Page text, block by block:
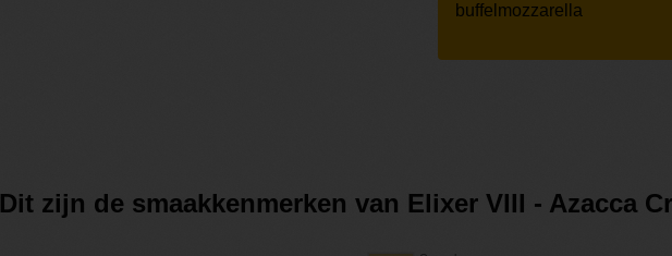
buffelmozzarella
Dit zijn de smaakkenmerken van Elixer VIII - Azacca